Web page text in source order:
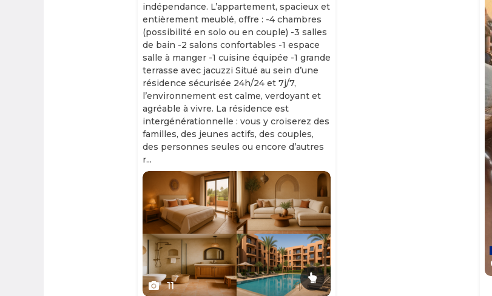
indépendance. L’appartement, spacieux et
entièrement meublé, offre : -4 chambres
(possibilité en solo ou en couple) -3 salles
de bain -2 salons confortables -1 espace
salle à manger -1 cuisine équipée -1 grande
terrasse avec jacuzzi Situé au sein d’une
résidence sécurisée 24h/24 et 7j/7,
l’environnement est calme, verdoyant et
agréable à vivre. La résidence est
intergénérationnelle : vous y croiserez des
familles, des jeunes actifs, des couples,
des personnes seules ou encore d’autres
r...
Slide 1 of 11
11